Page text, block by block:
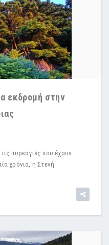
εκδρομή στην
πυρκαγιές που έχουν
χρόνια, η Στενή